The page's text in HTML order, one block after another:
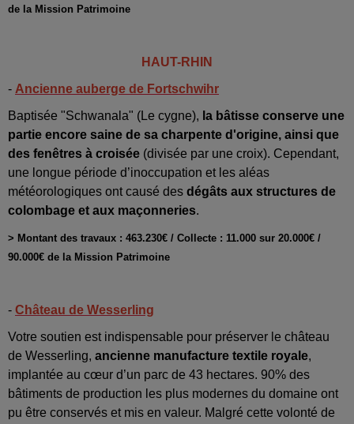
de la Mission Patrimoine
HAUT-RHIN
- Ancienne auberge de Fortschwihr
Baptisée "Schwanala" (Le cygne), la bâtisse conserve une
partie encore saine de sa charpente d'origine, ainsi que
des fenêtres à croisée (divisée par une croix). Cependant,
une longue période d’inoccupation et les aléas
météorologiques ont causé des dégâts aux structures de
colombage et aux maçonneries.
> Montant des travaux : 463.230€ / Collecte : 11.000 sur 20.000€ /
90.000€ de la Mission Patrimoine
- Château de Wesserling
Votre soutien est indispensable pour préserver le château
de Wesserling, ancienne manufacture textile royale,
implantée au cœur d’un parc de 43 hectares. 90% des
bâtiments de production les plus modernes du domaine ont
pu être conservés et mis en valeur. Malgré cette volonté de